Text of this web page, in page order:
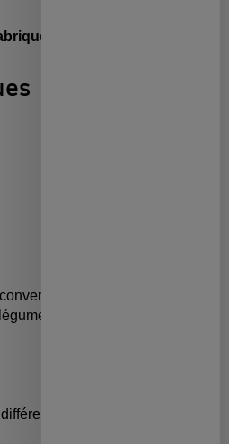
de mesures +
+ 80 fiches recettes à